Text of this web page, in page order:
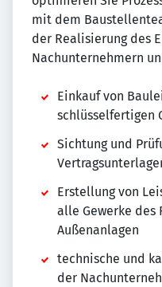
mit dem
der Realisierung des
Nachunternehmern
Einkauf von
schlüsselfertigen
Sichtung und
Erstellung von
alle Gewerke des
Außenanlagen
technische und
der